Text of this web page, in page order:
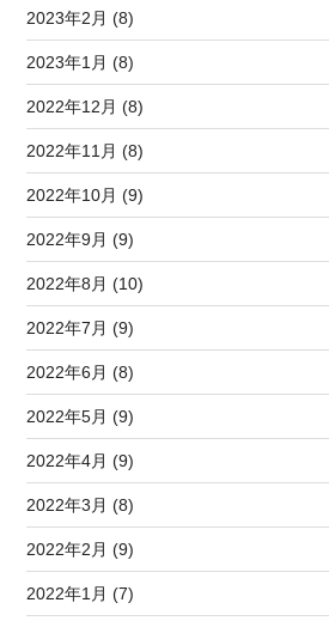
2023年2月 (8)
2023年1月 (8)
2022年12月 (8)
2022年11月 (8)
2022年10月 (9)
2022年9月 (9)
2022年8月 (10)
2022年7月 (9)
2022年6月 (8)
2022年5月 (9)
2022年4月 (9)
2022年3月 (8)
2022年2月 (9)
2022年1月 (7)